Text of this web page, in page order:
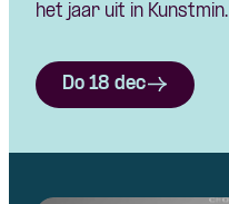
het jaar uit in Kunstmin.
Do 18 dec